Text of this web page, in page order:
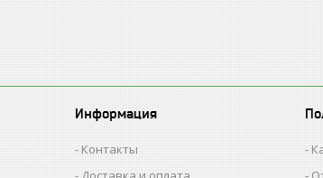
Информация
Контакты